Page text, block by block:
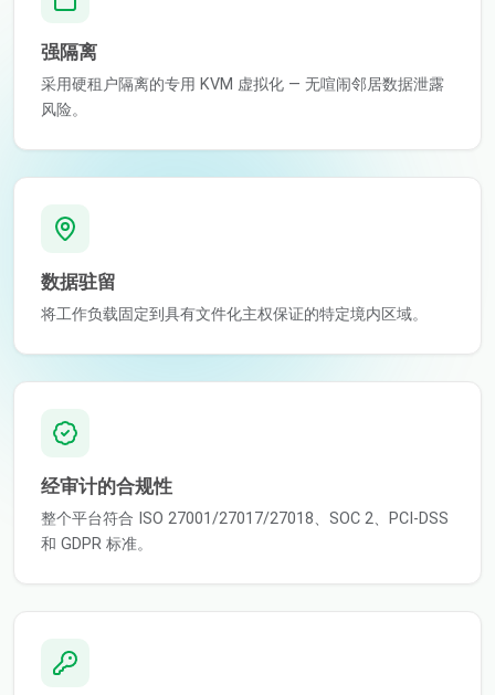
强隔离
采用硬租户隔离的专用 KVM 虚拟化 — 无喧闹邻居数据泄露
风险。
数据驻留
将工作负载固定到具有文件化主权保证的特定境内区域。
经审计的合规性
整个平台符合 ISO 27001/27017/27018、SOC 2、PCI-DSS
和 GDPR 标准。